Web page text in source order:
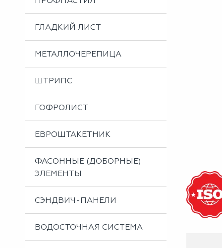
Металлоизделия
Проектирование вентилируемых фасадов
Вальцовка листового металла
ГЛАДКИЙ ЛИСТ
МЕТАЛЛОЧЕРЕПИЦА
ШТРИПС
ГОФРОЛИСТ
ЕВРОШТАКЕТНИК
ФАСОННЫЕ (ДОБОРНЫЕ)
ЭЛЕМЕНТЫ
СЭНДВИЧ-ПАНЕЛИ
ВОДОСТОЧНАЯ СИСТЕМА